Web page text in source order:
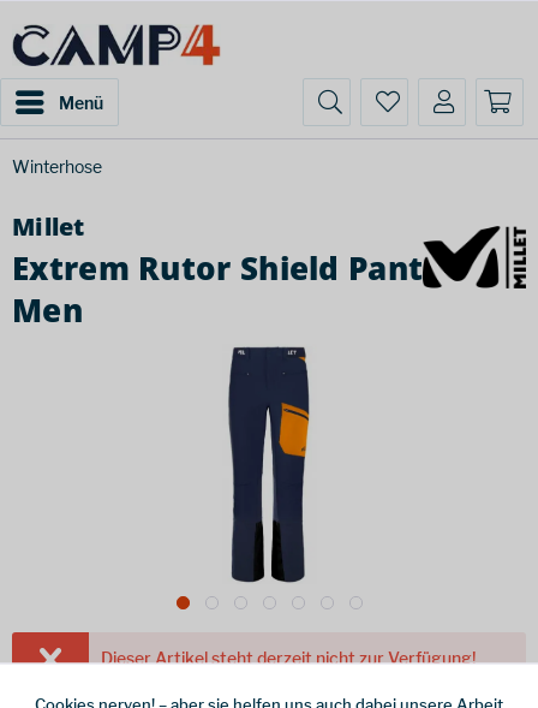
Menü
Winterhose
Millet
Extrem Rutor Shield Pant
Men
Dieser Artikel steht derzeit nicht zur Verfügung!
Cookies nerven! – aber sie helfen uns auch dabei unsere Arbeit